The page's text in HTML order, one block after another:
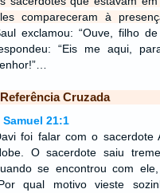
compareceram à
exclamou: “Ouve, filho
“Eis me aqui,
Referência Cruzada
Samuel 21:1
foi falar com o sacerdote
O sacerdote saiu
se encontrou com
qual motivo vieste